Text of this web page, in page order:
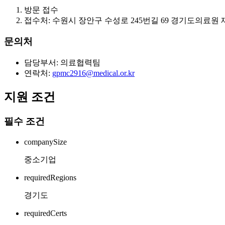
방문 접수
접수처: 수원시 장안구 수성로 245번길 69 경기도의료원
문의처
담당부서: 의료협력팀
연락처: gpmc2916@medical.or.kr
지원 조건
필수 조건
companySize
중소기업
requiredRegions
경기도
requiredCerts